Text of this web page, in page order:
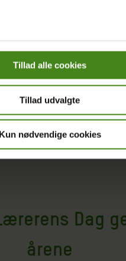
Tillad alle cookies
Tillad udvalgte
Kun nødvendige cookies
Dag
årene